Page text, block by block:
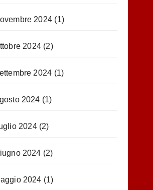
2024 (1)
2024(2)
2024 (1)
2024 (1)
2024(2)
2024 (2)
2024 (1)